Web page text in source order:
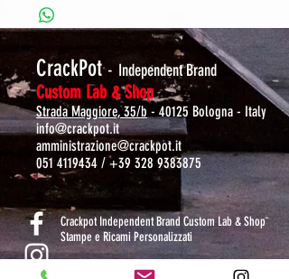
CrackPot- Independent Brand
Custom Lab & Shop
Strada Maggiore, 35/b - 40125 Bologna - Italy
info@crackpot.it
amministrazione@crackpot.it
051 4119434 /+39 328 9383875
Crackpot Independent Brand Custom Lab & Shop
Stampe e Ricami Personalizzati